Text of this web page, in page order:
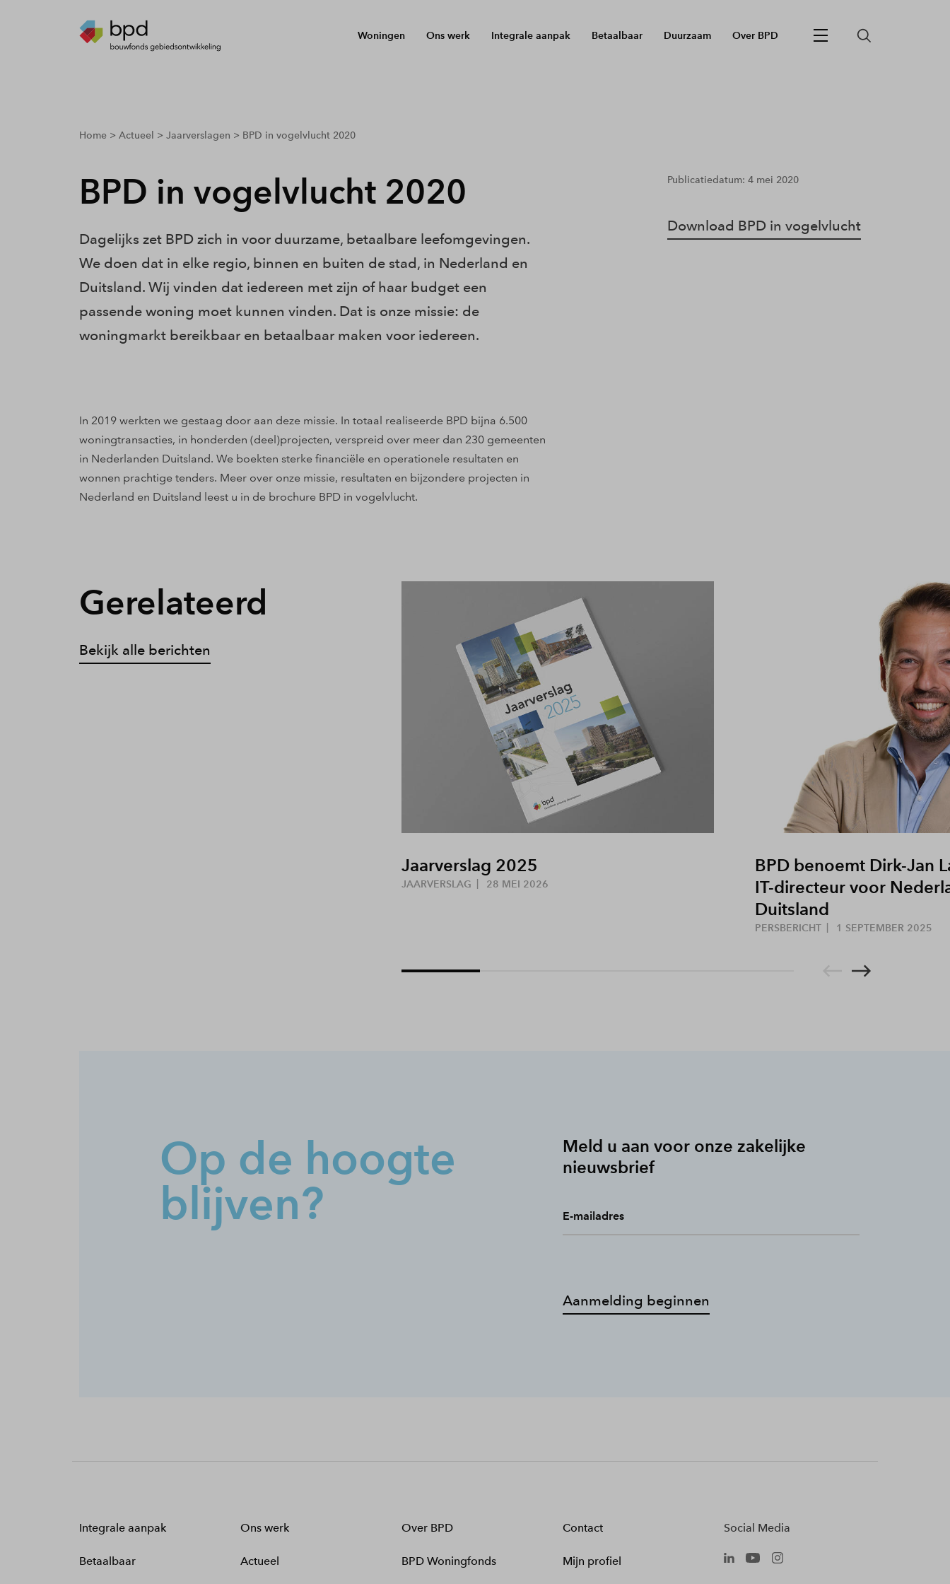
Woningen Ons werk Integrale aanpak Betaalbaar Duurzaam Over BPD
breadcrumbs.youarehere
Home Actueel Jaarverslagen BPD in vogelvlucht 2020
BPD in vogelvlucht 2020
Dagelijks zet BPD zich in voor duurzame, betaalbare leefomgevingen.
We doen dat in elke regio, binnen en buiten de stad, in Nederland en
Duitsland. Wij vinden dat iedereen met zijn of haar budget een
passende woning moet kunnen vinden. Dat is onze missie: de
woningmarkt bereikbaar en betaalbaar maken voor iedereen.
Publicatiedatum: 4 mei 2020
Download BPD in vogelvlucht
In 2019 werkten we gestaag door aan deze missie. In totaal realiseerde BPD bijna 6.500
woningtransacties, in honderden (deel)projecten, verspreid over meer dan 230 gemeenten
in Nederlanden Duitsland. We boekten sterke financiële en operationele resultaten en
wonnen prachtige tenders. Meer over onze missie, resultaten en bijzondere projecten in
Nederland en Duitsland leest u in de brochure BPD in vogelvlucht.
Gerelateerd
Bekijk alle berichten
Jaarverslag 2025
JAARVERSLAG 28 MEI 2026
BPD benoemt Dirk-Jan
IT-directeur voor
Duitsland
PERSBERICHT 1 SEPTEMBER 2025
Op de hoogte
blijven?
Meld u aan voor onze zakelijke
nieuwsbrief
E-mailadres
Aanmelding beginnen
Integrale aanpak
Betaalbaar
Ons werk
Actueel
Over BPD
BPD Woningfonds
Contact
Mijn profiel
Social Media